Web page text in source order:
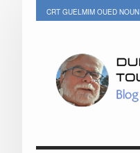
CRT GUELMIM OUED NOUN